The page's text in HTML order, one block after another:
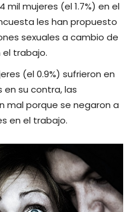
mujeres (el 1.7%) en el
les han propuesto
sexuales a cambio de
trabajo.
(el 0.9%) sufrieron en
en su contra, las
mal porque se negaron a
en el trabajo.